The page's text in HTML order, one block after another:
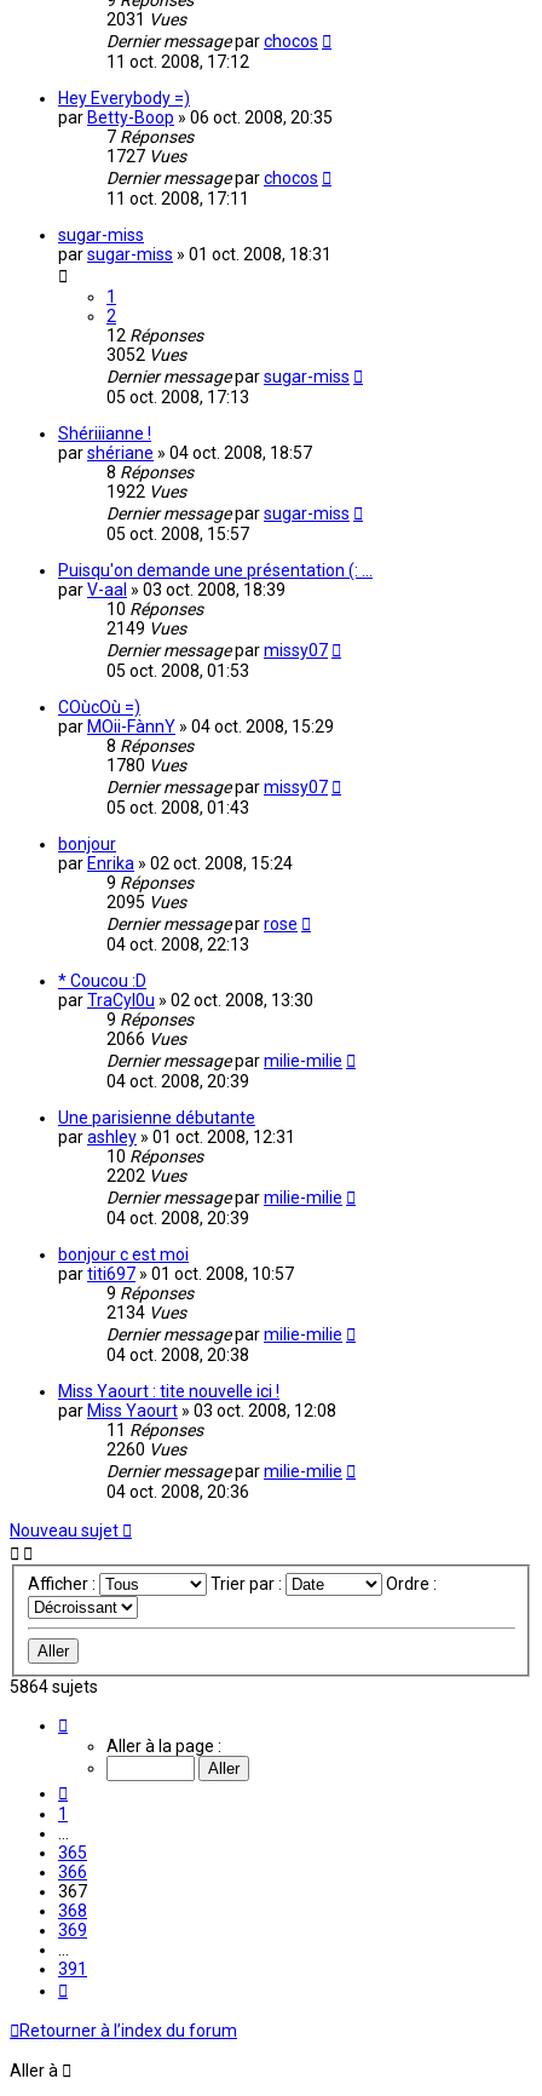
2031 Vues
Dernier messageparchocos
11 oct. 2008, 17:12
Hey Everybody =)
par Betty-Boop » 06 oct. 2008, 20:35
7 Réponses
1727 Vues
Dernier messageparchocos
11 oct. 2008, 17:11
sugar-miss
parsugar-miss » 01 oct. 2008, 18:31
1
2
12 Réponses
3052 Vues
Dernier messageparsugar-miss
05 oct. 2008, 17:13
Shériiianne !
parshériane » 04 oct. 2008, 18:57
8 Réponses
1922 Vues
Dernier messageparsugar-miss
05 oct. 2008, 15:57
Puisqu'on demande une présentation (: ...
parV-aal » 03 oct. 2008, 18:39
10 Réponses
2149 Vues
Dernier messageparmissy07
05 oct. 2008, 01:53
COùcOù =)
par MOii-FànnY » 04 oct. 2008, 15:29
8 Réponses
1780 Vues
Dernier messageparmissy07
05 oct. 2008, 01:43
bonjour
par Enrika » 02 oct. 2008, 15:24
9 Réponses
2095 Vues
Dernier messageparrose
04 oct. 2008, 22:13
* Coucou :D
parTraCyl0u » 02 oct. 2008, 13:30
9 Réponses
2066 Vues
Dernier messageparmilie-milie
04 oct. 2008, 20:39
Une parisienne débutante
parashley » 01 oct. 2008, 12:31
10 Réponses
2202 Vues
Dernier messageparmilie-milie
04 oct. 2008, 20:39
bonjour c est moi
partiti697 » 01 oct. 2008, 10:57
9 Réponses
2134 Vues
Dernier messageparmilie-milie
04 oct. 2008, 20:38
Miss Yaourt : tite nouvelle ici !
par Miss Yaourt » 03 oct. 2008, 12:08
11 Réponses
2260 Vues
Dernier messageparmilie-milie
04 oct. 2008, 20:36
Nouveau sujet
Afficher : Trier par : Ordre :
5864 sujets
367
Aller à la page :
1
365
366
367
368
369
391
Retourner à l’index du forum
Aller à